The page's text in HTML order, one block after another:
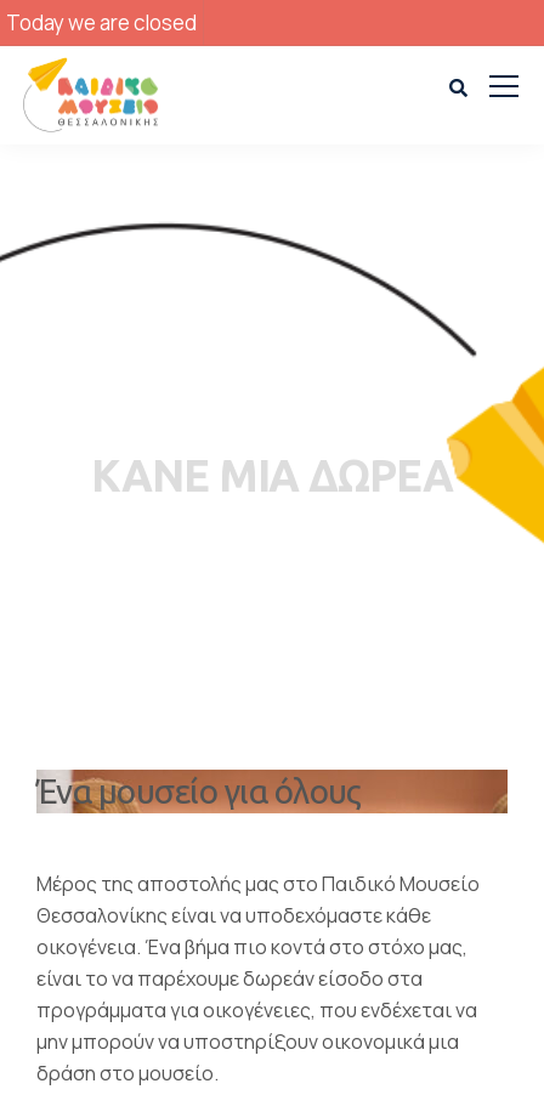
Today we are closed
ΚΑΝΕ ΜΙΑ ΔΩΡΕΑ
Ένα μουσείο για όλους
Μέρος της αποστολής μας στο Παιδικό Μουσείο
Θεσσαλονίκης είναι να υποδεχόμαστε κάθε
οικογένεια. Ένα βήμα πιο κοντά στο στόχο μας,
είναι το να παρέχουμε δωρεάν είσοδο στα
προγράμματα για οικογένειες, που ενδέχεται να
μην μπορούν να υποστηρίξουν οικονομικά μια
δράση στο μουσείο.